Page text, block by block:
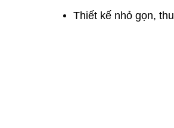
Thiết kế nhỏ gọn,